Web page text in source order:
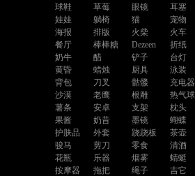
球鞋
草莓 眼镜
耳塞
娃娃
躺椅 猫
宠物
海报
排版 火柴
火车
餐厅
棒棒糖 Dezeen
折纸
奶牛
醋 铲子
台灯
黄昏
蜡烛 厨具
泳装
背包
刀叉 骷髅
充电器
沙漠
老鹰 根雕
热气球
薯条
安卓 支架
枕头
果酱
奶昔 墨镜
蝴蝶
护肤品
外套 跷跷板
茶壶
骏马
剪刀 零食
清酒
花瓶
乐器 烟雾
蜻蜓
按摩器
拖把 绳子
吉它